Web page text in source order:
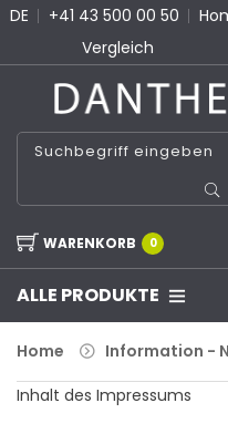
DE +41 43 500 00 50
Vergleich
WARENKORB 0
ALLE PRODUKTE
Home Information -
Inhalt des Impressums